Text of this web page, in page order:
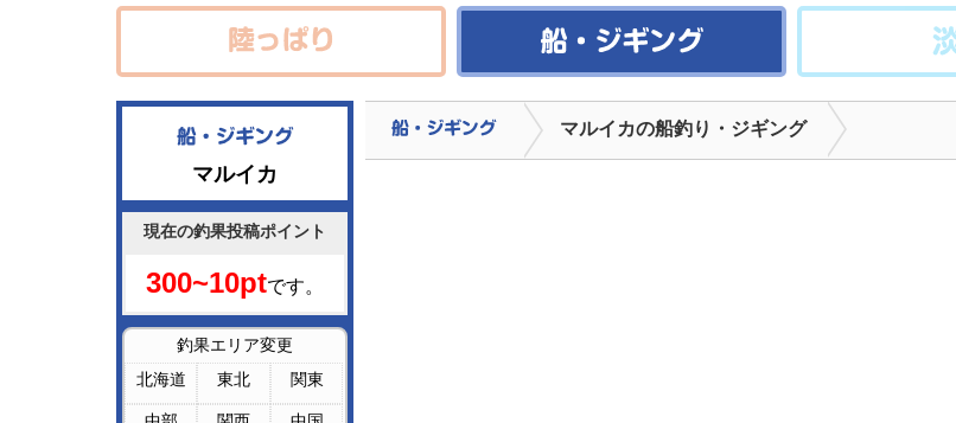
マルイカ
現在の釣果投稿ポイント
300~10ptです。
釣果エリア変更
北海道
東北 関東
マルイカの船釣り・ジギング